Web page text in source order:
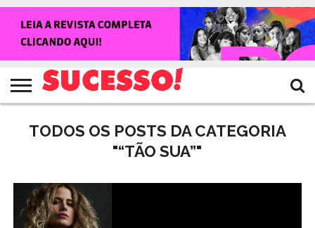
NOTÍCIAS
SHOWS
ENTREVISTAS
CLIQUES
RANKING
CROWLEY
TV
SUCESSO!
REVISTA
SUCESSO!
TODOS OS POSTS DA CATEGORIA
"“TÃO SUA”"